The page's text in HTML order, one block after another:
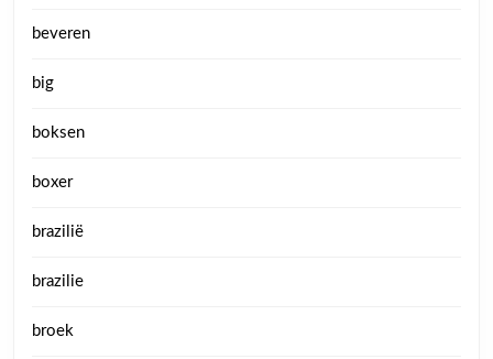
beveren
big
boksen
boxer
brazilië
brazilie
broek